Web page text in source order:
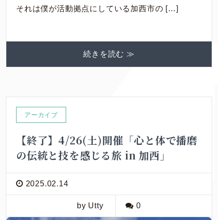
それは僕が活動拠点にしている加西市の […]
続きを読む ≫
アーカイブ
【終了】4/26(土)開催「心と体で播磨
の伝統と技を感じる旅 in 加西」
2025.02.14
by Utty 0